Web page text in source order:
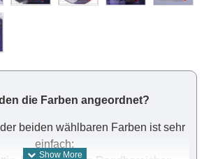
die Farben angeordnet?
beiden wählbaren Farben ist sehr
einfach: